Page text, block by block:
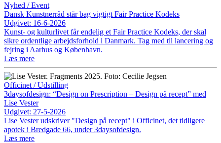
Nyhed / Event
Dansk Kunstnerråd står bag vigtigt Fair Practice Kodeks
Udgivet: 16-6-2026
Kunst- og kulturlivet får endelig et Fair Practice Kodeks, der skal
sikre ordentlige arbejdsforhold i Danmark. Tag med til lancering og
fejring i Aarhus og København.
Læs mere
Officinet / Udstilling
3daysofdesign: “Design on Prescription – Design på recept” med
Lise Vester
Udgivet: 27-5-2026
Lise Vester udskriver "Design på recept" i Officinet, det tidligere
apotek i Bredgade 66, under 3daysofdesign.
Læs mere